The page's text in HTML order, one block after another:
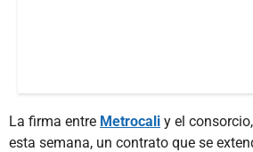
La firma entre Metrocali y el
esta semana, un contrato que se